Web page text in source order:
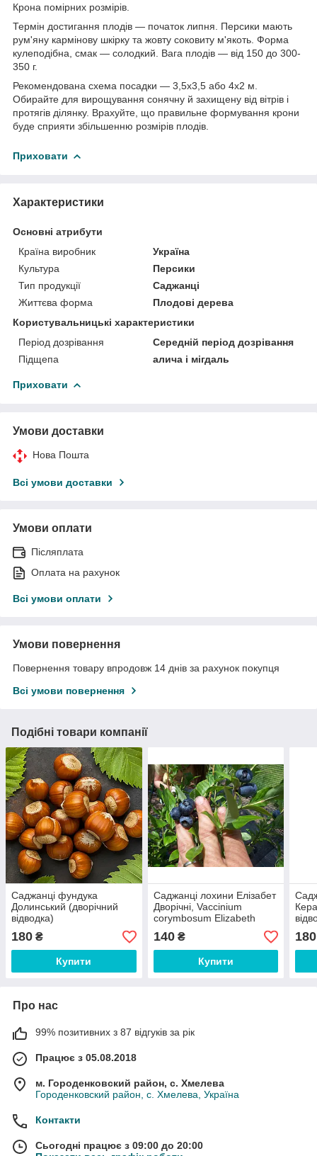
Крона помірних розмірів.
Термін достигання плодів — початок липня. Персики мають
рум'яну кармінову шкірку та жовту соковиту м'якоть. Форма
кулеподібна, смак — солодкий. Вага плодів — від 150 до 300-
350 г.
Рекомендована схема посадки — 3,5х3,5 або 4х2 м.
Обирайте для вирощування сонячну й захищену від вітрів і
протягів ділянку. Врахуйте, що правильне формування крони
буде сприяти збільшенню розмірів плодів.
Приховати
Характеристики
Основні атрибути
Країна виробник
Україна
Культура
Персики
Тип продукції
Саджанці
Життєва форма
Плодові дерева
Користувальницькі характеристики
Період дозрівання
Середній період дозрівання
Підщепа
алича і мігдаль
Приховати
Умови доставки
Нова Пошта
Всі умови доставки
Умови оплати
Післяплата
Оплата на рахунок
Всі умови оплати
Умови повернення
Повернення товару впродовж 14 днів за рахунок покупця
Всі умови повернення
Подібні товари компанії
Саджанці фундука
Долинський (дворічний
відводка)
180 ₴
Купити
Саджанці лохини Елізабет
Дворічні, Vaccinium
corymbosum Elizabeth
140₴
Купити
180
Про нас
99% позитивних з 87 відгуків за рік
Працює з 05.08.2018
м. Городенковский район, с. Хмелева
Городенковский район, с. Хмелева, Україна
Контакти
Сьогодні працює з 09:00 до 20:00